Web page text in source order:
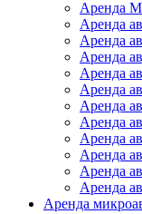
Аренда
Аренда
Аренда
Аренда
Аренда
Аренда
Аренда
Аренда
Аренда
Аренда
Аренда
Аренда
Аренда